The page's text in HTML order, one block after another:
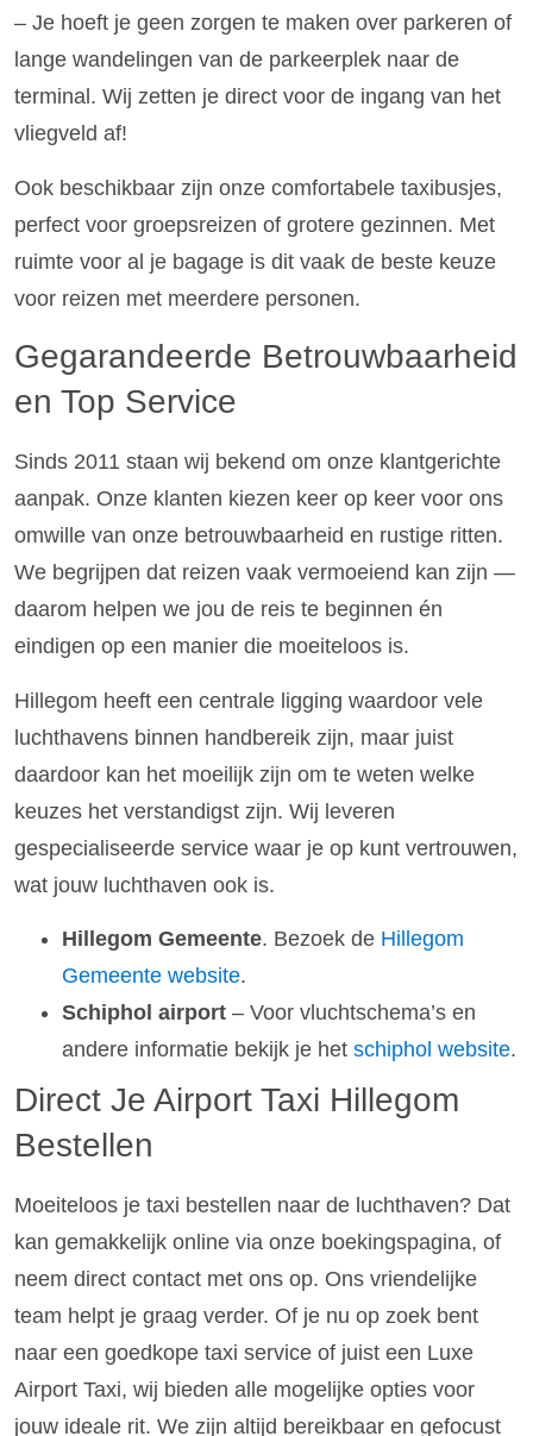
– Je hoeft je geen zorgen te maken over parkeren of
lange wandelingen van de parkeerplek naar de
terminal. Wij zetten je direct voor de ingang van het
vliegveld af!
Ook beschikbaar zijn onze comfortabele taxibusjes,
perfect voor groepsreizen of grotere gezinnen. Met
ruimte voor al je bagage is dit vaak de beste keuze
voor reizen met meerdere personen.
Gegarandeerde Betrouwbaarheid
en Top Service
Sinds 2011 staan wij bekend om onze klantgerichte
aanpak. Onze klanten kiezen keer op keer voor ons
omwille van onze betrouwbaarheid en rustige ritten.
We begrijpen dat reizen vaak vermoeiend kan zijn —
daarom helpen we jou de reis te beginnen én
eindigen op een manier die moeiteloos is.
Hillegom heeft een centrale ligging waardoor vele
luchthavens binnen handbereik zijn, maar juist
daardoor kan het moeilijk zijn om te weten welke
keuzes het verstandigst zijn. Wij leveren
gespecialiseerde service waar je op kunt vertrouwen,
wat jouw luchthaven ook is.
Hillegom Gemeente. Bezoek de Hillegom
Gemeente website.
Schiphol airport – Voor vluchtschema’s en
andere informatie bekijk je het schiphol website.
Direct Je Airport Taxi Hillegom
Bestellen
Moeiteloos je taxi bestellen naar de luchthaven? Dat
kan gemakkelijk online via onze boekingspagina, of
neem direct contact met ons op. Ons vriendelijke
team helpt je graag verder. Of je nu op zoek bent
naar een goedkope taxi service of juist een Luxe
Airport Taxi, wij bieden alle mogelijke opties voor
jouw ideale rit. We zijn altijd bereikbaar en gefocust